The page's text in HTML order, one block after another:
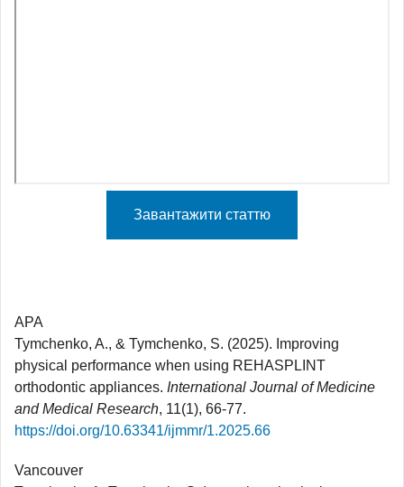
Завантажити статтю
APA
Tymchenko, A., & Tymchenko, S. (2025). Improving
physical performance when using REHASPLINT
orthodontic appliances. International Journal of Medicine
and Medical Research, 11(1), 66-77.
https://doi.org/10.63341/ijmmr/1.2025.66
Vancouver